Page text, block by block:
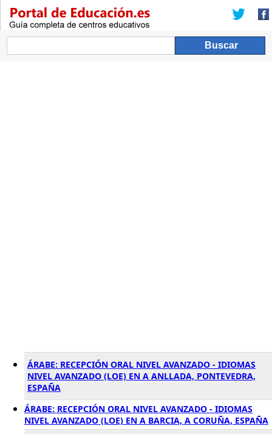
ÁRABE: RECEPCIÓN ORAL NIVEL AVANZADO - IDIOMAS
NIVEL AVANZADO (LOE) EN A ANLLADA, PONTEVEDRA,
ESPAÑA
ÁRABE: RECEPCIÓN ORAL NIVEL AVANZADO - IDIOMAS
NIVEL AVANZADO (LOE) EN A BARCIA, A CORUÑA, ESPAÑA